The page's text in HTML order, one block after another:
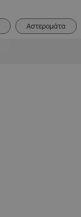
Αστερομάτα